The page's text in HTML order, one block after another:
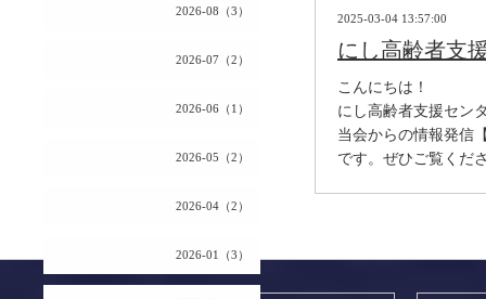
2026-08（3）
2026-07（2）
2026-06（1）
2026-05（2）
2026-04（2）
2026-01（3）
2025-03-04 13:57:00
にし高齢者支
こんにちは！
にし高齢者支援セン
当会からの情報発信
です。ぜひご覧くだ